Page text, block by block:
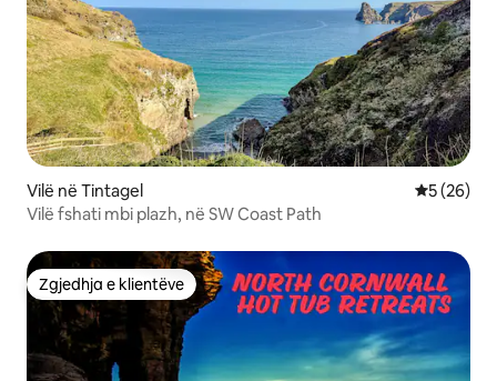
Vilë në Tintagel Vlerësimi
5 (26)
Vilë fshati mbi plazh, në SW Coast Path
Zgjedhja e klientëve
Zgjedhja e klientëve